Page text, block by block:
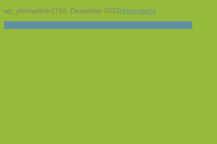
wp_pfmhadmin1710. Dezember 2022Hörandacht